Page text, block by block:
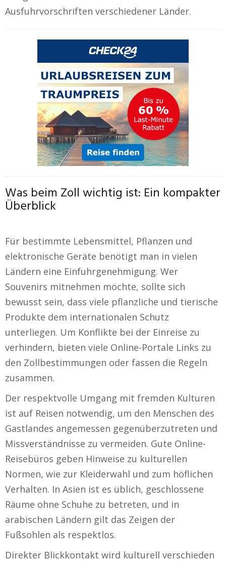
Ausfuhrvorschriften verschiedener Länder.
Was beim Zoll wichtig ist: Ein kompakter
Überblick
Für bestimmte Lebensmittel, Pflanzen und
elektronische Geräte benötigt man in vielen
Ländern eine Einfuhrgenehmigung. Wer
Souvenirs mitnehmen möchte, sollte sich
bewusst sein, dass viele pflanzliche und tierische
Produkte dem internationalen Schutz
unterliegen. Um Konflikte bei der Einreise zu
verhindern, bieten viele Online-Portale Links zu
den Zollbestimmungen oder fassen die Regeln
zusammen.
Der respektvolle Umgang mit fremden Kulturen
ist auf Reisen notwendig, um den Menschen des
Gastlandes angemessen gegenüberzutreten und
Missverständnisse zu vermeiden. Gute Online-
Reisebüros geben Hinweise zu kulturellen
Normen, wie zur Kleiderwahl und zum höflichen
Verhalten. In Asien ist es üblich, geschlossene
Räume ohne Schuhe zu betreten, und in
arabischen Ländern gilt das Zeigen der
Fußsohlen als respektlos.
Direkter Blickkontakt wird kulturell verschieden